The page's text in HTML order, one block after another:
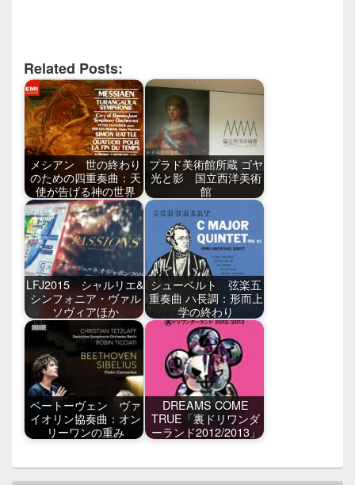
Related Posts:
メシアン 世の終わり
のための四重奏曲：天
使が告げる神の世界
プラド美術館所蔵 ゴヤ
光と影 国立西洋美術
館
LFJ2015 シャルリエ&
シンフォニア・ヴァル
ソヴィアほか
シューベルト 弦楽五
重奏曲 ハ長調：形而上
学の終わり
ベートーヴェン ヴァ
イオリン協奏曲：オン
リーワンの重み
DREAMS COME
TRUE「裏ドリワンダ
ーランド2012/2013」